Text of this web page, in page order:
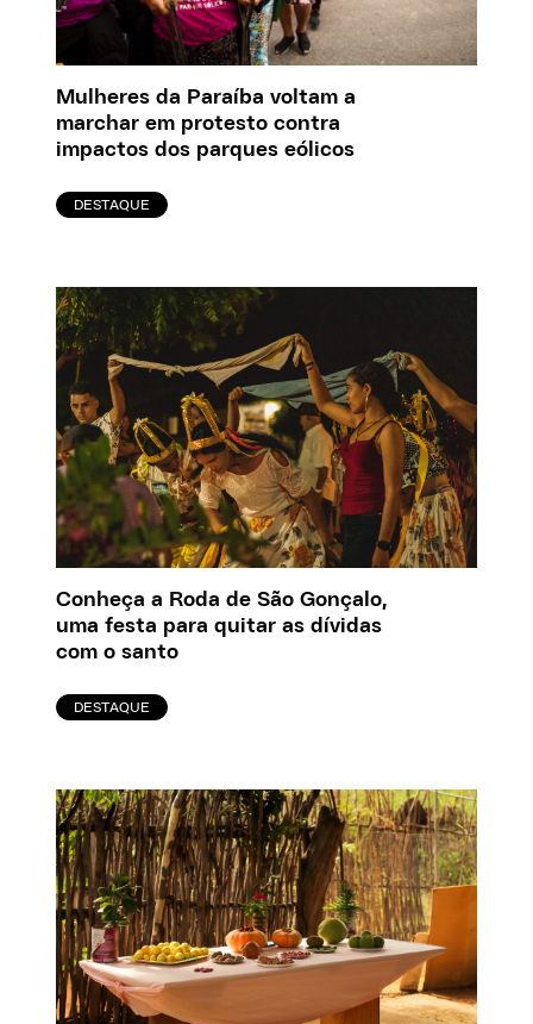
Mulheres da Paraíba voltam a
marchar em protesto contra
impactos dos parques eólicos
DESTAQUE
Conheça a Roda de São Gonçalo,
uma festa para quitar as dívidas
com o santo
DESTAQUE